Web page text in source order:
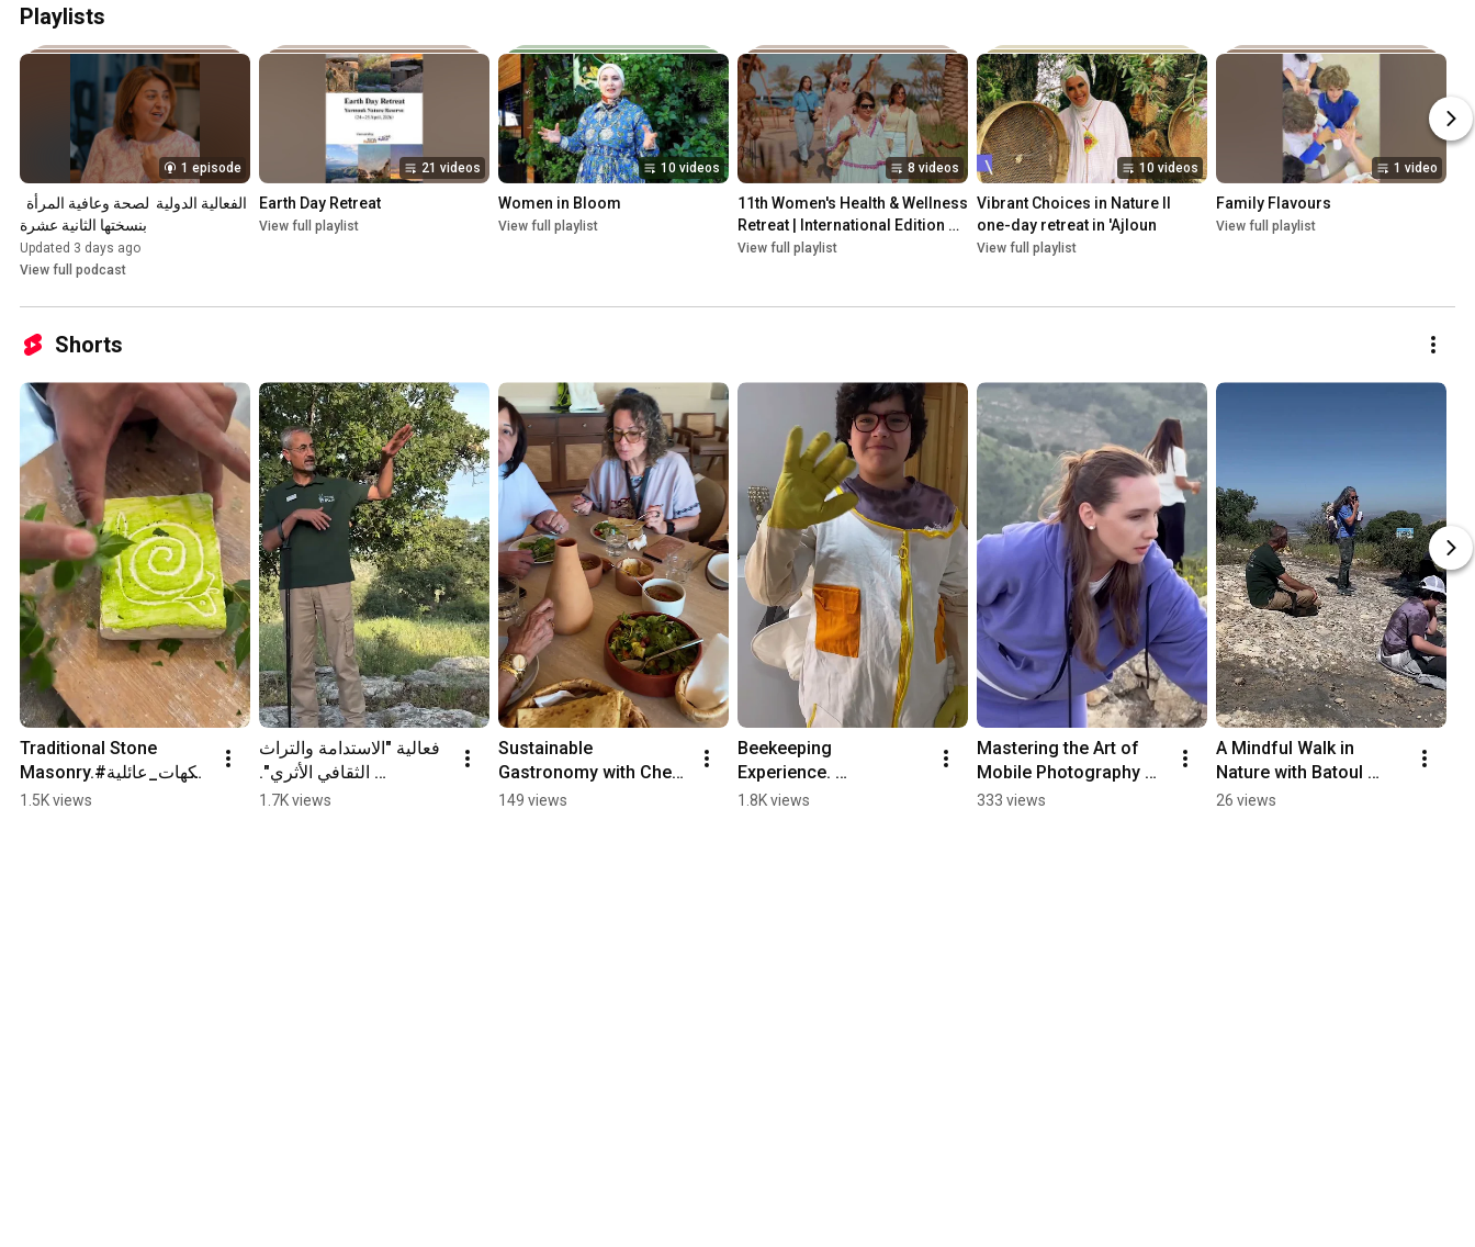
Playlists
1 episode
بنسختها الثانية عشرة
Updated 3 days ago
View full podcast
21 videos
Earth Day Retreat
View full playlist
10 videos
Women in Bloom
View full playlist
8 videos
11th Women's Health & Wellness
Retreat | International Edition
(6-9Nov, 2025)
View full playlist
10 videos
Vibrant Choices in Nature II
one-day retreat in 'Ajloun
View full playlist
1 video
Family Flavours
View full playlist
Shorts
Traditional Stone
Masonry.#نكهات_عائلية
#familyflavoursmagazi
1.5K views
فعالية "الاستدامة والتراث
الثقافي الأثري".
#نكهات_عائلية
1.7K views
Sustainable
Gastronomy with Chef
Sereen Kurdi.
149 views
Beekeeping
Experience.
#نكهات_عائلية 1.8K views
Mastering the Art of
Mobile Photography
with Anastasia Casey.
333 views
A Mindful Walk in
Nature with Batoul
Ajlouni |
26 views